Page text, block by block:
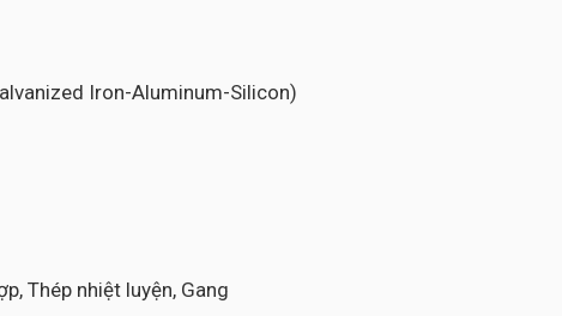
Iron-Aluminum-Silicon)
Thép nhiệt luyện, Gang